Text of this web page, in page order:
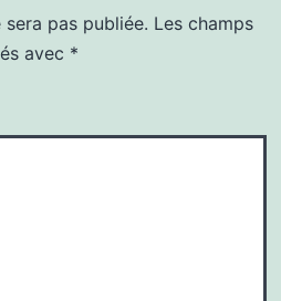
pas publiée. Les champs
avec *